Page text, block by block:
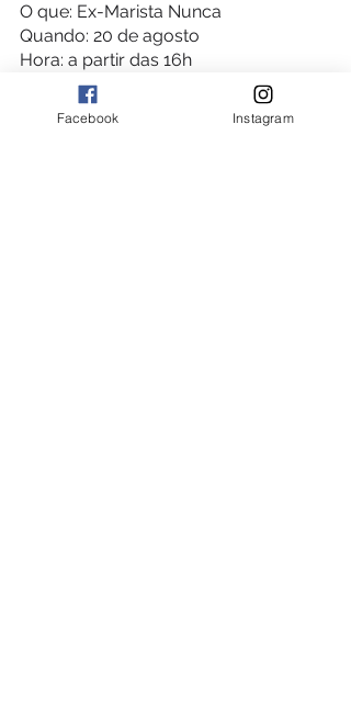
O que: Ex-Marista Nunca
Quando: 20 de agosto
Hora: a partir das 16h
Vendas:
https://www.sympla.com.br/evento/f
esta-ex-marista-nunca/1614372
Facebook Instagram